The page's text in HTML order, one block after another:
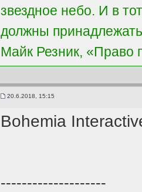
звездное небо. И в
должны
Майк Резник, «Право
20.6.2018, 15:15
Bohemia
--------------------